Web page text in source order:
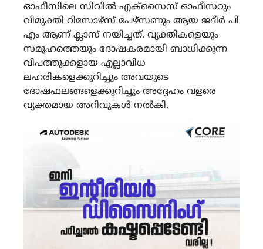
ഓഫീസിലെ സിവിൽ എക്സൈസ് ഓഫീസറും
വിമുക്തി റിസോഴ്സ് പേഴ്സണും ആയ ജദീര്‍ പി
എം ആണ് ക്ലാസ് നയിച്ചത്. വ്യക്തികളെയും
സമൂഹത്തെയും ദോഷകരമായി ബാധിക്കുന്ന
വിപത്തുക്കളായ എല്ലാവിധ
ലഹരികളെക്കുറിച്ചും അവയുടെ
ദോഷഫലങ്ങളെക്കുറിച്ചും അദ്ദേഹം വളരെ
വ്യക്തമായ അറിവുകൾ നൽകി.